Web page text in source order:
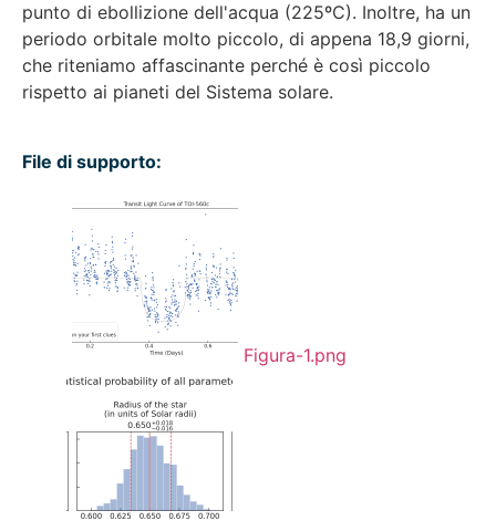
punto di ebollizione dell'acqua (225ºC). Inoltre, ha un
periodo orbitale molto piccolo, di appena 18,9 giorni,
che riteniamo affascinante perché è così piccolo
rispetto ai pianeti del Sistema solare.
File di supporto:
Figura-1.png